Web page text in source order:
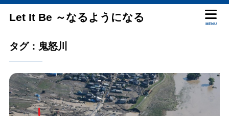
Let It Be ～なるようになる
MENU
タグ：鬼怒川